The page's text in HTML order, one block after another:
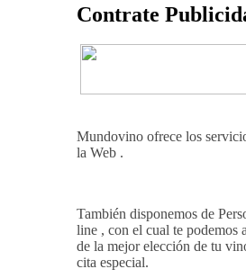
Contrate
Mundovino ofrece los
la Web .
También disponemos de
line , con el cual te podemos
de la mejor elección de tu
cita especial.